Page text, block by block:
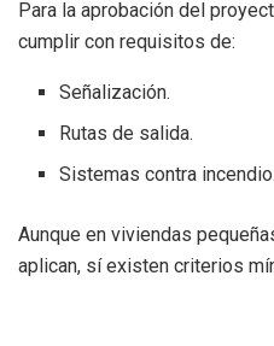
Para la aprobación del
cumplir con requisitos de:
Señalización.
Rutas de salida.
Sistemas contra incendio.
Aunque en viviendas
aplican, sí existen criterios